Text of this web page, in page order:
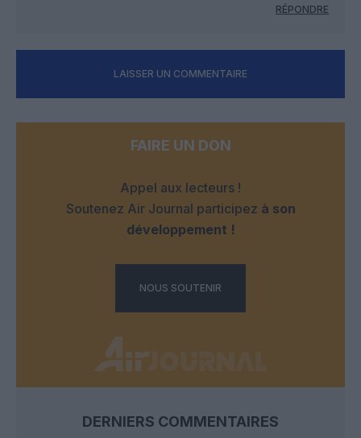
RÉPONDRE
LAISSER UN COMMENTAIRE
FAIRE UN DON
Appel aux lecteurs !
Soutenez Air Journal participez à son
développement !
NOUS SOUTENIR
DERNIERS COMMENTAIRES